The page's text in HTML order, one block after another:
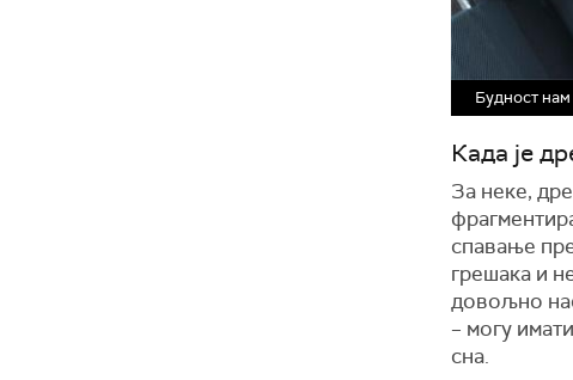
Будност
Када је
За неке,
спавање
грешака и
довољно
– могу
сна.